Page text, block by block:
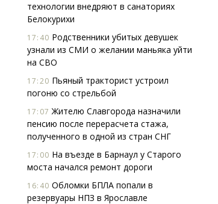
технологии внедряют в санаториях
Белокурихи
17:40 Родственники убитых девушек
узнали из СМИ о желании маньяка уйти
на СВО
17:20 Пьяный тракторист устроил
погоню со стрельбой
17:07 Жителю Славгорода назначили
пенсию после перерасчета стажа,
полученного в одной из стран СНГ
17:00 На въезде в Барнаул у Старого
моста начался ремонт дороги
16:40 Обломки БПЛА попали в
резервуары НПЗ в Ярославле